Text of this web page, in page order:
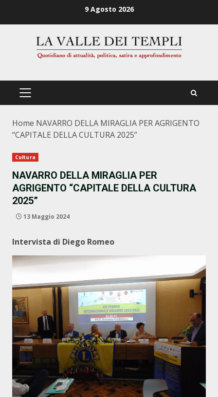
9 Agosto 2026
PRIMÄRES
Home NAVARRO DELLA MIRAGLIA PER AGRIGENTO
“CAPITALE DELLA CULTURA 2025”
Cultura
NAVARRO DELLA MIRAGLIA PER
AGRIGENTO “CAPITALE DELLA CULTURA
2025”
13 Maggio 2024
Intervista di Diego Romeo